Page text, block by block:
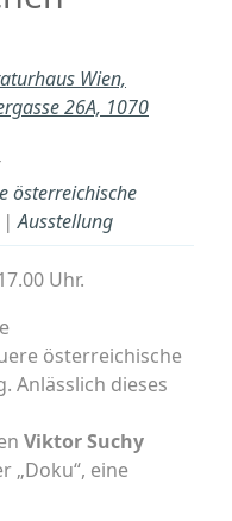
Wien,
26A, 1070
österreichische
|Ausstellung
Uhr.
österreichische
Anlässlich dieses
Viktor Suchy
„Doku“, eine